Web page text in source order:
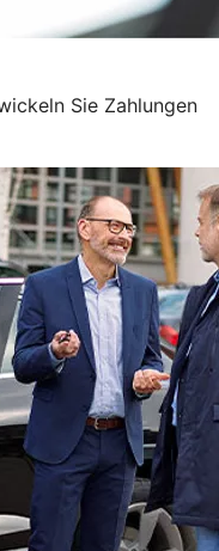
Sie Zahlungen